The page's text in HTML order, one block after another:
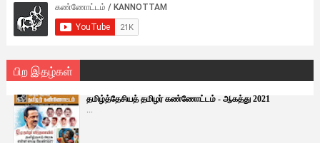
பிற இதழ்கள்
தமிழ்த்தேசியத் தமிழர் கண்ணோட்டம் - ஆகத்து 2021
...